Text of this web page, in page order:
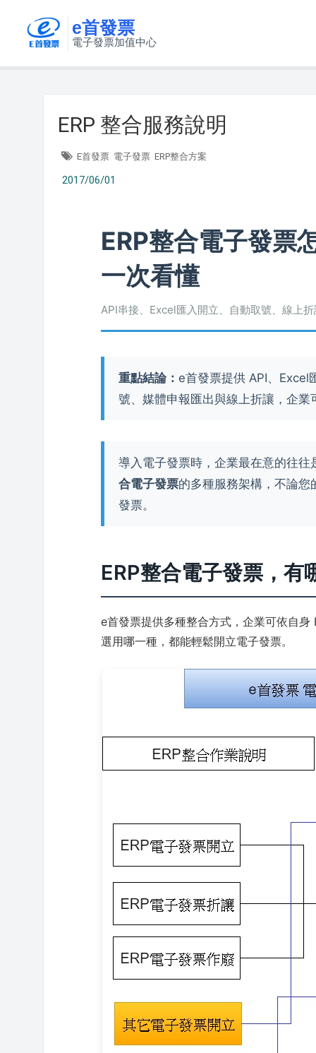
e首發票
電子發票加值中心
ERP 整合服務說明
E首發票 電子發票 ERP整合方案
2017/06/01
ERP整合電子發票
一次看懂
API串接、Excel匯入開立、自動取號、線上
重點結論：e首發票提供 API、Excel
號、媒體申報匯出與線上折讓，企
導入電子發票時，企業最在意的往
合電子發票的多種服務架構，不論
發票。
ERP整合電子發票，有
e首發票提供多種整合方式，企業可依自
選用哪一種，都能輕鬆開立電子發票。